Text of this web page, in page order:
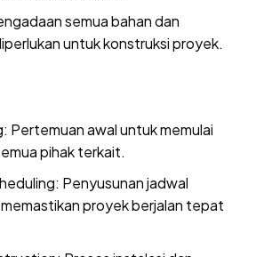
semua bahan dan
untuk konstruksi proyek.
Pertemuan awal untuk memulai
pihak terkait.
Penyusunan jadwal
proyek berjalan tepat